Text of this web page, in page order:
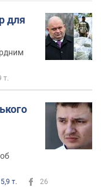
для
т.
т. 26